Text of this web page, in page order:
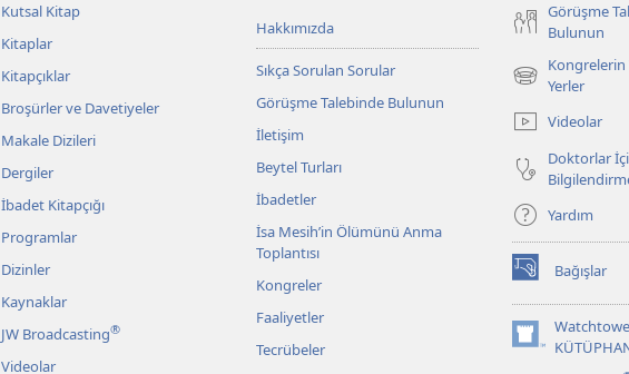
Kutsal Kitap
Kitaplar
Kitapçıklar
Broşürler ve Davetiyeler
Makale Dizileri
Dergiler
İbadet Kitapçığı
Programlar
Dizinler
Kaynaklar
JW Broadcasting®
Videolar
Hakkımızda
Sıkça Sorulan Sorular
Görüşme Talebinde Bulunun
İletişim
Beytel Turları
İbadetler
İsa Mesih’in Ölümünü Anma
Toplantısı
Kongreler
Faaliyetler
Tecrübeler
Görüşme
Bulunun
Kongrelerin
Yerler
(yeni
açar) Videolar
Doktorlar
Yardım
Bağışlar
(yeni
pencere
açar)
(yeni